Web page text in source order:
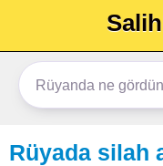
Rüyada silah